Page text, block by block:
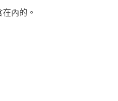
內的。